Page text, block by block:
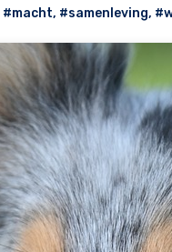
#macht, #samenleving,